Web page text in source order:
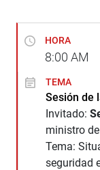
HORA
8:00 AM
TEMA
Sesión de
Invitado:
ministro
Tema:
seguridad